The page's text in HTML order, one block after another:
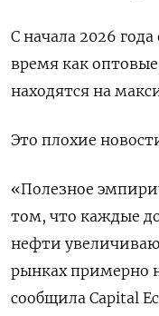
С начала 2026
время как
находятся на
Это плохие
«Полезное
том, что ​каждые
нефти
рынках примерно
⁠сообщила Capital